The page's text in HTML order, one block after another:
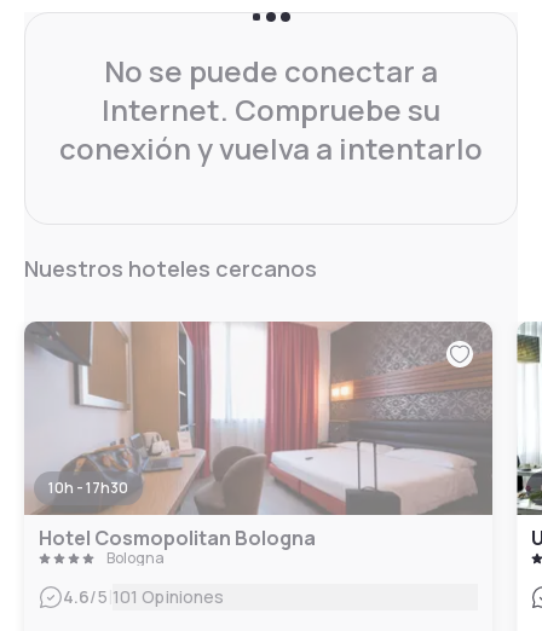
No se puede conectar a
Internet. Compruebe su
conexión y vuelva a intentarlo
Nuestros hoteles cercanos
10h - 17h30
Hotel Cosmopolitan Bologna
Bologna
4.6/5 101 Opiniones